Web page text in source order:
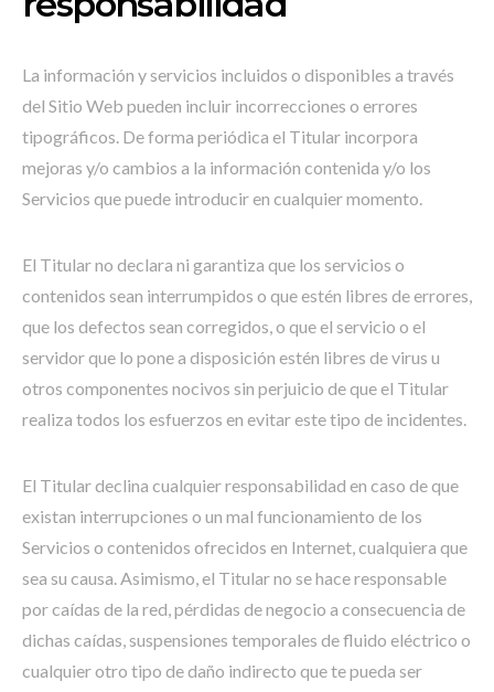
La información y servicios incluidos o disponibles a través
del Sitio Web pueden incluir incorrecciones o errores
tipográficos. De forma periódica el Titular incorpora
mejoras y/o cambios a la información contenida y/o los
Servicios que puede introducir en cualquier momento.
El Titular no declara ni garantiza que los servicios o
contenidos sean interrumpidos o que estén libres de errores,
que los defectos sean corregidos, o que el servicio o el
servidor que lo pone a disposición estén libres de virus u
otros componentes nocivos sin perjuicio de que el Titular
realiza todos los esfuerzos en evitar este tipo de incidentes.
El Titular declina cualquier responsabilidad en caso de que
existan interrupciones o un mal funcionamiento de los
Servicios o contenidos ofrecidos en Internet, cualquiera que
sea su causa. Asimismo, el Titular no se hace responsable
por caídas de la red, pérdidas de negocio a consecuencia de
dichas caídas, suspensiones temporales de fluido eléctrico o
cualquier otro tipo de daño indirecto que te pueda ser